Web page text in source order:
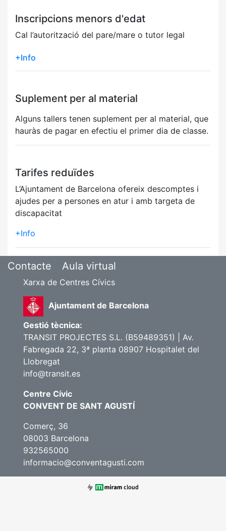
Inscripcions menors d'edat
Cal l’autorització del pare/mare o tutor legal
+Info
Suplement per al material
Alguns tallers tenen suplement per al material, que
hauràs de pagar en efectiu el primer dia de classe.
Tarifes reduïdes
L’Ajuntament de Barcelona ofereix descomptes i
ajudes per a persones en atur i amb targeta de
discapacitat
+Info
Contacte Aula virtual
Xarxa de Centres Cívics
Ajuntament de Barcelona
Gestió tècnica:
TRANSIT PROJECTES S.L. (B59489351) | Av.
Fabregada 22, 3ª planta 08907 Hospitalet del
Llobregat
info@transit.es
Centre Cívic
CONVENT DE SANT AGUSTÍ
Comerç, 36
08003 Barcelona
932565000
informacio@conventagusti.com